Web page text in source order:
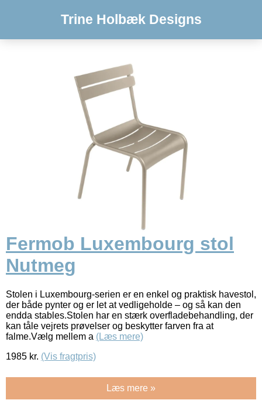
Trine Holbæk Designs
Fermob Luxembourg stol
Nutmeg
Stolen i Luxembourg-serien er en enkel og praktisk havestol,
der både pynter og er let at vedligeholde – og så kan den
endda stables.Stolen har en stærk overfladebehandling, der
kan tåle vejrets prøvelser og beskytter farven fra at
falme.Vælg mellem a (Læs mere)
1985 kr. (Vis fragtpris)
Læs mere »